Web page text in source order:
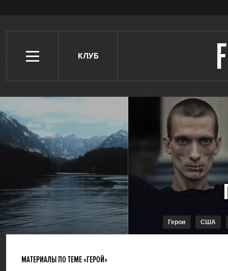
КЛУБ
Герои США
МАТЕРИАЛЫ ПО ТЕМЕ «ГЕРОЙ»